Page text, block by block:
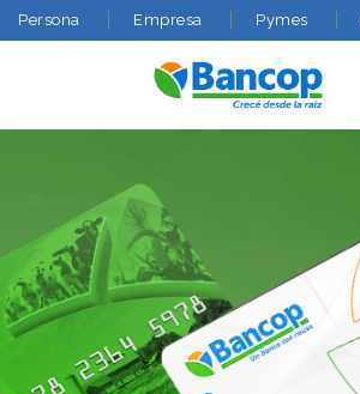
Persona Empresa Pymes